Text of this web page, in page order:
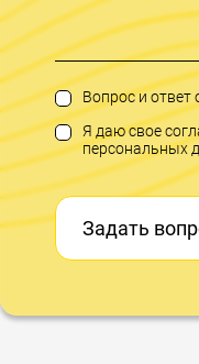
Вопрос и ответ
Я даю свое
персональных
Задать